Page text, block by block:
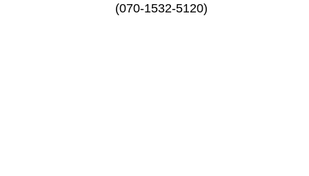
(070-1532-5120)